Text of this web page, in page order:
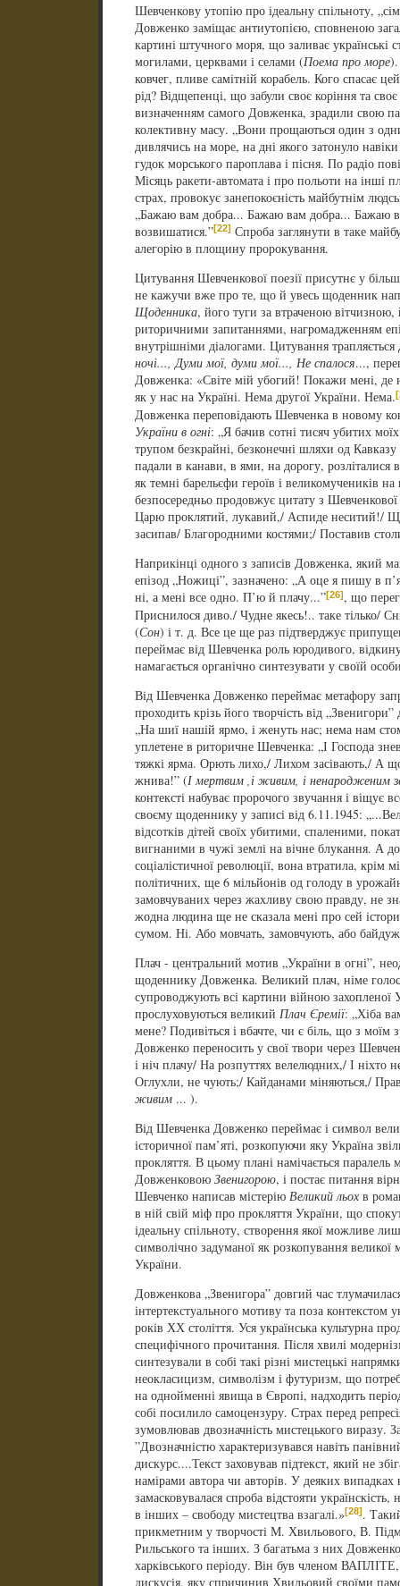
Шевченкову утопію про ідеальну спільноту,
Довженко заміщає антиутопією, сповненою
картині штучного моря, що заливає українські
могилами, церквами і селами (Поема про море).
ковчег, пливе самітній корабель. Кого спасає
рід? Відщепенці, що забули своє коріння та
визначенням самого Довженка, зрадили свою
колективну масу. „Вони прощаються один з
дивлячись на море, на дні якого затонуло
гудок морського пароплава і пісня. По радіо
Місяць ракети-автомата і про польоти на інші
страх, провокує занепокоєність майбутнім
„Бажаю вам добра... Бажаю вам добра... Бажаю
возвишатися.”[22] Спроба заглянути в таке
алегорію в площину пророкування.
Цитування Шевченкової поезії присутнє у
не кажучи вже про те, що й увесь щоденник
Щоденника, його туги за втраченою
риторичними запитаннями, нагромадженням
внутрішніми діалогами. Цитування
ночі..., Думи мої, думи мої..., Не спалося...,
Довженка: «Світе мій убогий! Покажи мені, де
як у нас на Україні. Нема другої України. Нема.
Довженка переповідають Шевченка в новому
України в огні: „Я бачив сотні тисяч убитих
трупом безкрайні, безконечні шляхи од
падали в канави, в ями, на дорогу, розліталися
як темні барельєфи героїв і великомучеників
безпосередньо продовжує цитату з
Царю проклятий, лукавий,/ Аспиде неситий!/
засипав/ Благородними костями;/ Поставив
Наприкінці одного з записів Довженка, який
епізод „Ножиці”, зазначено: „А оце я пишу в
ні, а мені все одно. П’ю й плачу...”[26], що
Приснилося диво./ Чудне якесь!.. таке тілько/
(Сон) і т. д. Все це ще раз підтверджує
переймає від Шевченка роль юродивого,
намагається органічно синтезувати у своїй
Від Шевченка Довженко переймає метафору
проходить крізь його творчість від
„На шиї нашій ярмо, і женуть нас; нема нам
уплетене в риторичне Шевченка: „І Господа
тяжкі ярма. Орють лихо,/ Лихом засівають,/ А
жнива!” (І мертвим ,і живим, і ненародженим
контексті набуває пророчого звучання і віщує
своєму щоденнику у записі від 6.11.1945:
відсотків дітей своїх убитими, спаленими,
вигнаними в чужі землі на вічне блукання. А
соціалістичної революції, вона втратила, крім
політичних, ще 6 мільйонів од голоду в
замовчуваних через жахливу свою правду, не
жодна людина ще не сказала мені про сей
сумом. Ні. Або мовчать, замовчують, або
Плач - центральний мотив „України в огні”,
щоденнику Довженка. Великий плач, німе
супроводжують всі картини війною захопленої
прослуховуються великий Плач Єремії: „Хіба
мене? Подивіться і вбачте, чи є біль, що з
Довженко переносить у свої твори через
і ніч плачу/ На розпуттях велелюдних,/ І ніхто
Оглухли, не чують;/ Кайданами міняються,/
живим... ).
Від Шевченка Довженко переймає і символ
історичної пам’яті, розкопуючи яку Україна
прокляття. В цьому плані намічається
Довженковою Звенигорою, і постає питання
Шевченко написав містерію Великий льохв
в ній свій міф про прокляття України, що
ідеальну спільноту, створення якої можливе
символічно задуманої як розкопування
України.
Довженкова „Звенигора” довгий час
інтертекстуального мотиву та поза контекстом
років ХХ століття. Уся українська культурна
специфічного прочитання. Після хвилі
синтезували в собі такі різні мистецькі
неокласицизм, символізм і футуризм, що
на однойменні явища в Європі, надходить
собі посилило самоцензуру. Страх перед
зумовлював двозначність мистецького виразу.
”Двозначністю характеризувався навіть
дискурс....Текст заховував підтекст, який не
намірами автора чи авторів. У деяких
замасковувалася спроба відстояти українскість,
в інших – свободу мистецтва взагалі.»[28].
прикметним у творчості М. Хвильового, В.
Рильського та інших. З багатьма з них
харківського періоду. Він був членом
дискусія, яку спричинив Хвильовий своїми